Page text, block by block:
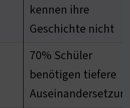
kennen ihre
Geschichte nicht
70% Schüler
benötigen tiefere